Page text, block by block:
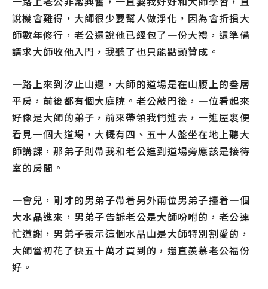
說機會難得，大師很少要幫人做淨化，因為會折損大
師數年修行，老公還說他已經包了一份大禮，還準備
請求大師收他入門，我聽了也只能點頭贊成。
一路上來到汐止山邊，大師的道場是在山腰上的叁層
平房，前後都有個大庭院。老公敲門後，一位看起來
好像是大師的弟子，前來帶領我們進去，一進屋裹便
看見一個大道場，大概有四、五十人盤坐在地上聽大
師講課，那弟子則帶我和老公進到道場旁應該是接待
室的房間。
一會兒，剛才的男弟子帶着另外兩位男弟子擡着一個
大水晶進來，男弟子告訴老公是大師吩咐的，老公連
忙道謝，男弟子表示這個水晶山是大師特別割愛的，
大師當初花了快五十萬才買到的，還直羨慕老公福份
好。